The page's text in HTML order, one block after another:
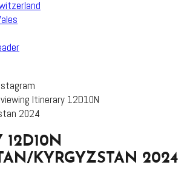
12D10N
KYRGYZSTAN 2024